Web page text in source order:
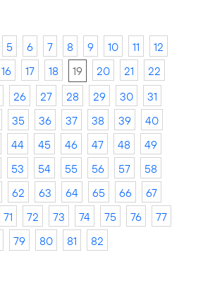
5 6 7 8 9 10 11
12
16 17 18 19 20 21
22
26 27 28 29 30
31
35 36 37 38 39
40
44 45 46 47 48
49
53 54 55 56 57
58
62 63 64 65 66
67
71 72 73 74 75 76
77
79 80 81 82